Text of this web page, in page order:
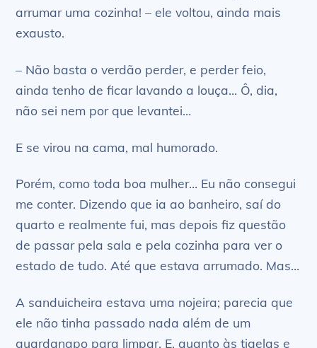
arrumar uma cozinha! – ele voltou, ainda mais
exausto.
– Não basta o verdão perder, e perder feio,
ainda tenho de ficar lavando a louça… Ô, dia,
não sei nem por que levantei…
E se virou na cama, mal humorado.
Porém, como toda boa mulher… Eu não consegui
me conter. Dizendo que ia ao banheiro, saí do
quarto e realmente fui, mas depois fiz questão
de passar pela sala e pela cozinha para ver o
estado de tudo. Até que estava arrumado. Mas…
A sanduicheira estava uma nojeira; parecia que
ele não tinha passado nada além de um
guardanapo para limpar. E, quanto às tigelas e